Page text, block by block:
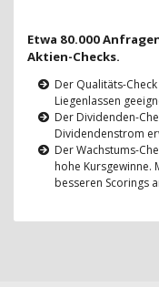
Etwa 80.000
Aktien-Checks.
Der Qualitäts-
Liegenlassen
Der Dividenden-
Dividendenstrom
Der Wachstums-
hohe Kursgewinne.
besseren Scorings